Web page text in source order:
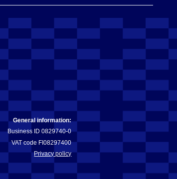
General information:
Business ID 0829740-0
VAT code FI08297400
Privacy policy